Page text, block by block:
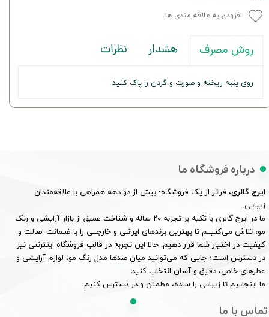
افزودن به علاقه مندی ها
روش مصرف هشدار نظرات
روی پنبه ریخته و صورت و گردن را پاک کنید
درباره فروشگاه ما
ایرج گالری، فراتر از یک فروشگاه؛ بیش از دو دهه همراهی با علاقه‌مندان
زیبایی.
ما در ایرج گالری با تکیه بر تجربه ۲۰ ساله و شناخت عمیق از بازار آرایشی و رنگ
مو، تلاش می‌کنیــم تا بهترین برندهای ایرانـی و خارجــی را با ضـمانت اصالت و
کیفیت در اختیار شما قرار دهیم. حالا این تجربه در قالب فروشگاه اینترنتی نیز
در دسترس است؛ جایی که می‌توانید میان صدها مدل رنگ مو، لوازم آرایشی و
عطرهای خاص، دقیق و آسان انتخاب کنید.
ما اینجاییم تا زیبایی را ساده، مطمئن و در دسترس کنیم.
تماس با ما